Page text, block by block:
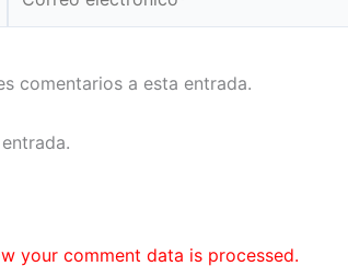
electrónico*
comentarios a esta entrada.
your comment data is processed.